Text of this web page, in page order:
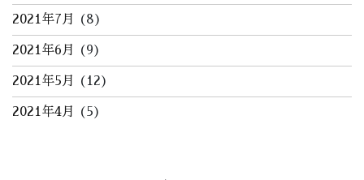
2021年7月 (8)
2021年6月 (9)
2021年5月 (12)
2021年4月 (5)